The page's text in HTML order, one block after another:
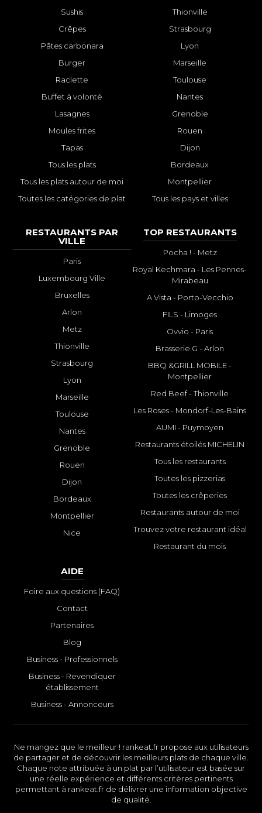
Sushis
Crêpes
Pâtes carbonara
Burger
Raclette
Buffet à volonté
Lasagnes
Moules frites
Tapas
Tous les plats
Tous les plats autour de moi
Toutes les catégories de plat
Thionville
Strasbourg
Lyon
Marseille
Toulouse
Nantes
Grenoble
Rouen
Dijon
Bordeaux
Montpellier
Tous les pays et villes
RESTAURANTS PAR
VILLE
Paris
Luxembourg Ville
Bruxelles
Arlon
Metz
Thionville
Strasbourg
Lyon
Marseille
Toulouse
Nantes
Grenoble
Rouen
Dijon
Bordeaux
Montpellier
Nice
TOP RESTAURANTS
Pocha ! - Metz
Royal Kechmara - Les Pennes-
Mirabeau
A Vista - Porto-Vecchio
FILS - Limoges
Ovvio - Paris
Brasserie G - Arlon
BBQ &GRILL MOBILE -
Montpellier
Red Beef - Thionville
Les Roses - Mondorf-Les-Bains
AUMI - Puymoyen
Restaurants étoilés MICHELIN
Tous les restaurants
Toutes les pizzerias
Toutes les crêperies
Restaurants autour de moi
Trouvez votre restaurant idéal
Restaurant du mois
AIDE
Foire aux questions (FAQ)
Contact
Partenaires
Blog
Business - Professionnels
Business - Revendiquer
établissement
Business - Annonceurs
Ne mangez que le meilleur ! rankeat.fr propose aux utilisateurs
de partager et de découvrir les meilleurs plats de chaque ville.
Chaque note attribuée à un plat par l’utilisateur est basée sur
une réelle expérience et différents critères pertinents
permettant à rankeat.fr de délivrer une information objective
de qualité.